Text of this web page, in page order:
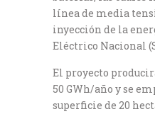
línea de media
inyección de la
Eléctrico Nacional
El proyecto
50 GWh/año y se
superficie de 20